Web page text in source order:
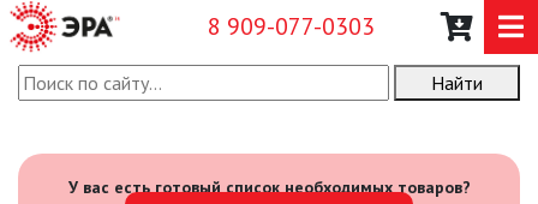
8 909-077-0303
О КОМПАНИИНайти
У вас есть готовый список необходимых товаров?